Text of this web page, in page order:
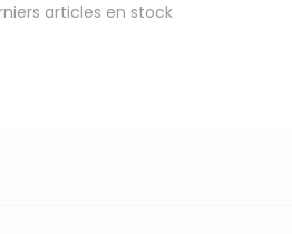
articles en stock